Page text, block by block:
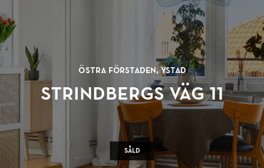
Östra Förstaden, Ystad
Strindbergs väg 11
Såld